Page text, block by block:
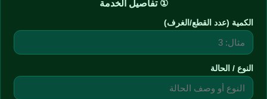
① تفاصيل الخدمة
الكمية (عدد القطع/الغرف)
النوع / الحالة